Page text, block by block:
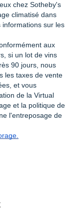
chez Sotheby's
climatisé dans
informations sur les
aux
si un lot de vins
90 jours, nous
les taxes de vente
et vous
de la Virtual
et la politique de
l'entreposage de